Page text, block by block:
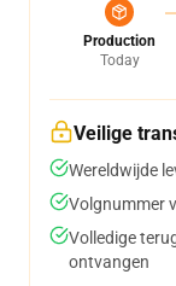
Production
Today
Veilige
Wereldwijde
Volgnummer
Volledige
ontvangen